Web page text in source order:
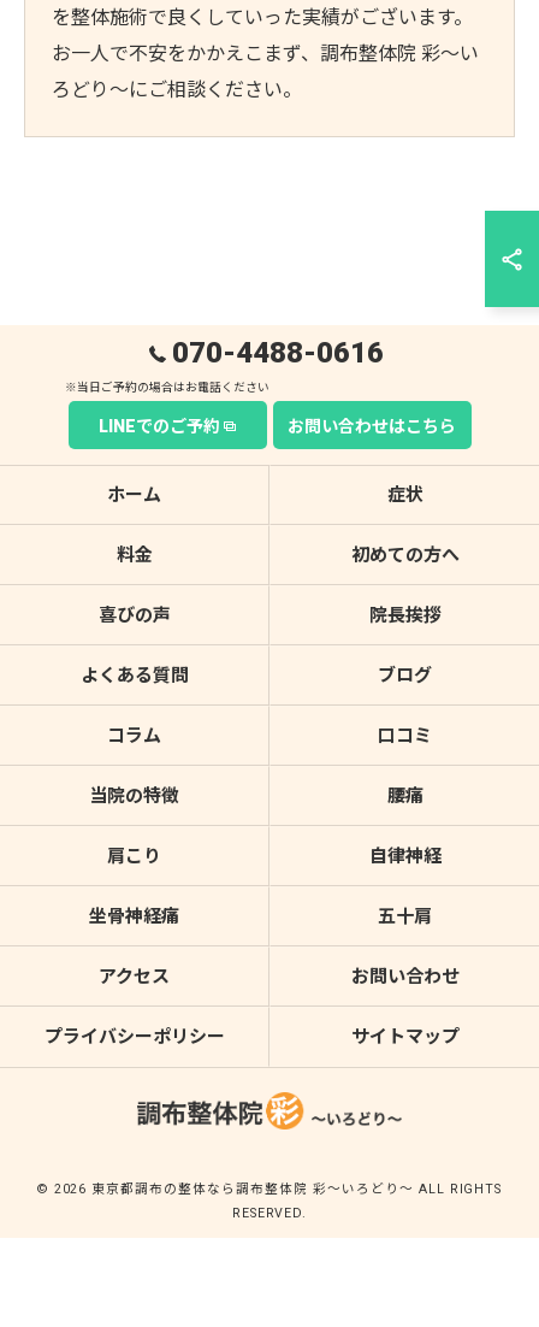
を整体施術で良くしていった実績がございます。
お一人で不安をかかえこまず、調布整体院 彩～い
ろどり～にご相談ください。
070-4488-0616
LINEでのご予約 お問い合わせはこちら
ホーム 症状
料金 初めての方へ
喜びの声 院長挨拶
よくある質問 ブログ
コラム 口コミ
当院の特徴 腰痛
肩こり 自律神経
坐骨神経痛 五十肩
アクセス お問い合わせ
プライバシーポリシー サイトマップ
© 2026 東京都調布の整体なら調布整体院 彩～いろどり～ ALL RIGHTS
RESERVED.